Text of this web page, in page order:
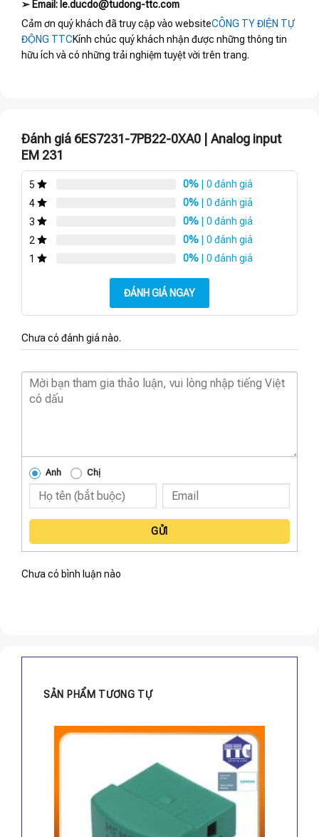
➢ Email: le.ducdo@tudong-ttc.com
Cảm ơn quý khách đã truy cập vào websiteCÔNG TY ĐIỆN TỰ
ĐỘNG TTCKính chúc quý khách nhận được những thông tin
hữu ích và có những trải nghiệm tuyệt vời trên trang.
Đánh giá 6ES7231-7PB22-0XA0 | Analog input
EM 231
5 0% | 0 đánh giá
4
0% | 0 đánh giá
3
0% | 0 đánh giá
2
0% | 0 đánh giá
1
0% | 0 đánh giá
ĐÁNH GIÁ NGAY
Chưa có đánh giá nào.
Anh Chị
GỬI
Chưa có bình luận nào
SẢN PHẨM TƯƠNG TỰ